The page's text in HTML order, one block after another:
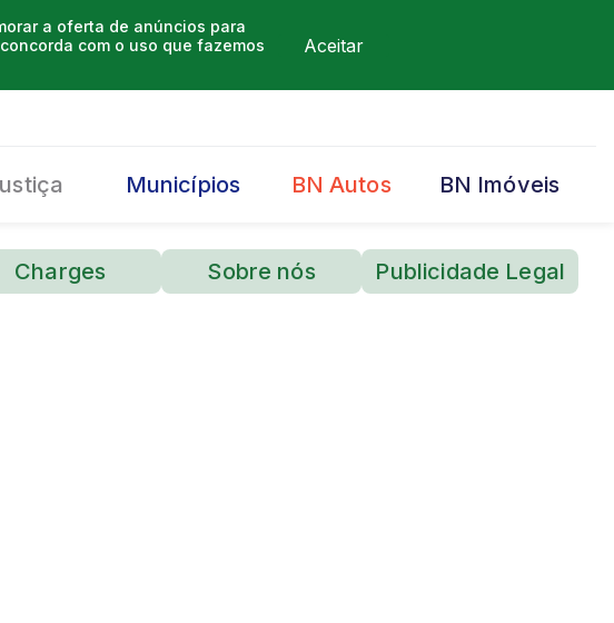
a oferta de anúncios para
com o uso que fazemos
Aceitar
Municípios BN Autos BN Imóveis
Charges Sobre nós Publicidade Legal